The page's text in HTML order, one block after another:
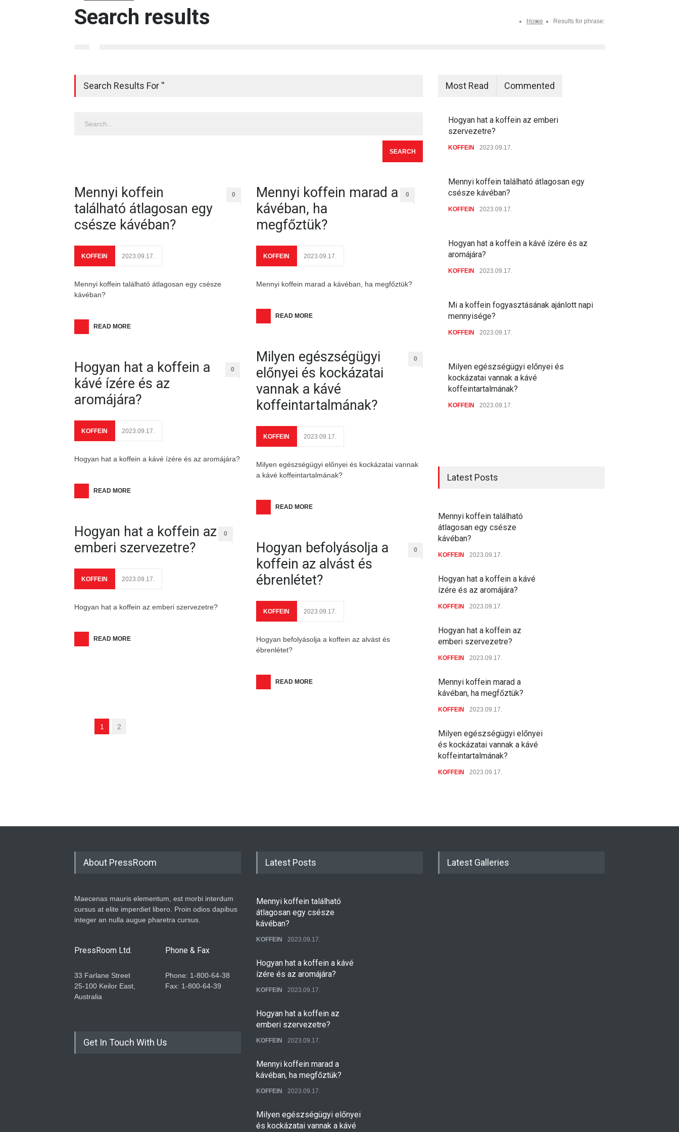
Search results Home Results for phrase:
Search Results For ''
Mennyi koffein
található átlagosan egy
csésze kávéban?
0
KOFFEIN 2023.09.17.
Mennyi koffein található átlagosan egy csésze
kávéban?
READ MORE
Hogyan hat a koffein a
kávé ízére és az
aromájára?
0
KOFFEIN 2023.09.17.
Hogyan hat a koffein a kávé ízére és az aromájára?
READ MORE
Hogyan hat a koffein az
emberi szervezetre?
0
KOFFEIN 2023.09.17.
Hogyan hat a koffein az emberi szervezetre?
READ MORE
Mennyi koffein marad a
kávéban, ha
megfőztük?
0
KOFFEIN 2023.09.17.
Mennyi koffein marad a kávéban, ha megfőztük?
READ MORE
Milyen egészségügyi
előnyei és kockázatai
vannak a kávé
koffeintartalmának?
0
KOFFEIN 2023.09.17.
Milyen egészségügyi előnyei és kockázatai vannak
a kávé koffeintartalmának?
READ MORE
Hogyan befolyásolja a
koffein az alvást és
ébrenlétet?
0
KOFFEIN 2023.09.17.
Hogyan befolyásolja a koffein az alvást és
ébrenlétet?
READ MORE
1 2
Most Read Commented
Hogyan hat a koffein az emberi
szervezetre?
KOFFEIN 2023.09.17.
Mennyi koffein található átlagosan egy
csésze kávéban?
KOFFEIN 2023.09.17.
Hogyan hat a koffein a kávé ízére és az
aromájára?
KOFFEIN 2023.09.17.
Mi a koffein fogyasztásának ajánlott napi
mennyisége?
KOFFEIN 2023.09.17.
Milyen egészségügyi előnyei és
kockázatai vannak a kávé
koffeintartalmának?
KOFFEIN 2023.09.17.
Latest Posts
Mennyi koffein található
átlagosan egy csésze
kávéban?
KOFFEIN 2023.09.17.
Hogyan hat a koffein a kávé
ízére és az aromájára?
KOFFEIN 2023.09.17.
Hogyan hat a koffein az
emberi szervezetre?
KOFFEIN 2023.09.17.
Mennyi koffein marad a
kávéban, ha megfőztük?
KOFFEIN 2023.09.17.
Milyen egészségügyi előnyei
és kockázatai vannak a kávé
koffeintartalmának?
KOFFEIN 2023.09.17.
About PressRoom
Maecenas mauris elementum, est morbi interdum
cursus at elite imperdiet libero. Proin odios dapibus
integer an nulla augue pharetra cursus.
PressRoom Ltd.
33 Farlane Street
25-100 Keilor East,
Australia
Phone & Fax
Phone: 1-800-64-38
Fax: 1-800-64-39
Get In Touch With Us
Latest Posts
Mennyi koffein található
átlagosan egy csésze
kávéban?
KOFFEIN 2023.09.17.
Hogyan hat a koffein a kávé
ízére és az aromájára?
KOFFEIN 2023.09.17.
Hogyan hat a koffein az
emberi szervezetre?
KOFFEIN 2023.09.17.
Mennyi koffein marad a
kávéban, ha megfőztük?
KOFFEIN 2023.09.17.
Milyen egészségügyi előnyei
és kockázatai vannak a kávé
Latest Galleries